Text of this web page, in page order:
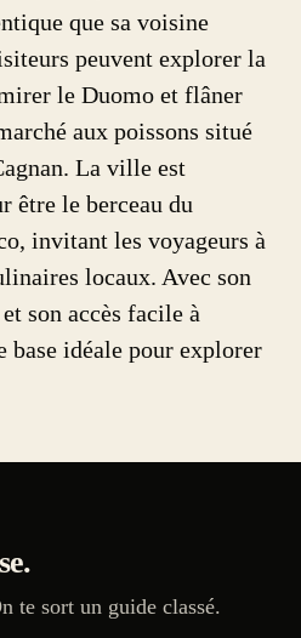
que sa voisine
peuvent explorer la
le Duomo et flâner
aux poissons situé
La ville est
être le berceau du
invitant les voyageurs à
locaux. Avec son
son accès facile à
base idéale pour explorer
te sort un guide classé.